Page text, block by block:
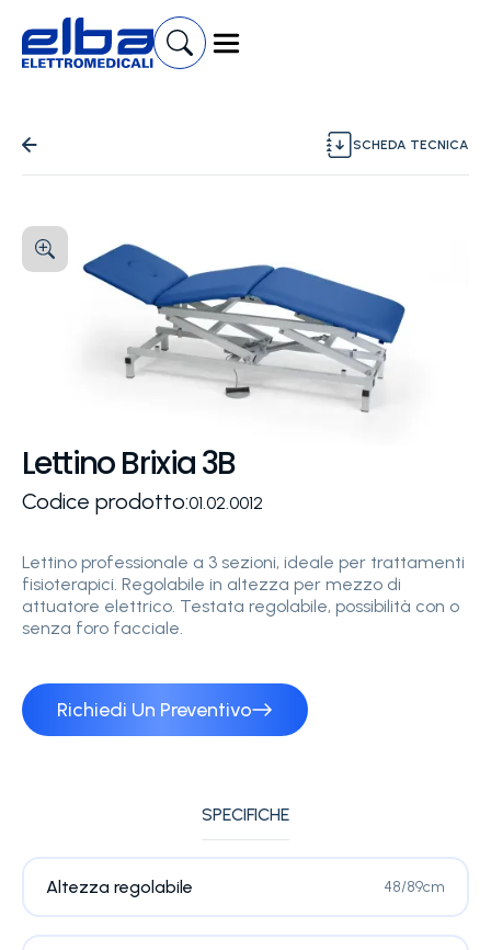
SCHEDA TECNICA
Lettino Brixia 3B
Codice prodotto:01.02.0012
Lettino professionale a 3 sezioni, ideale per trattamenti
fisioterapici. Regolabile in altezza per mezzo di
attuatore elettrico. Testata regolabile, possibilità con o
senza foro facciale.
Richiedi Un Preventivo
SPECIFICHE
Altezza regolabile 48/89cm